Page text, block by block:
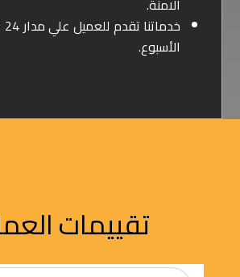
الأسبوع.
تقييمات